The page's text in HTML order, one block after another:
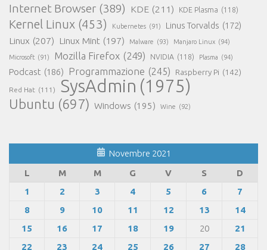
Internet Browser (389) KDE (211) KDE Plasma (118)
Kernel Linux (453) Kubernetes (91) Linus Torvalds (172)
Linux (207) Linux Mint (197) Malware (93) Manjaro Linux (94)
Microsoft (91) Mozilla Firefox (249) NVIDIA (118) Plasma (94)
Podcast (186) Programmazione (245) Raspberry Pi (142)
Red Hat (111) SysAdmin (1975)
Ubuntu (697) Windows (195) Wine (92)
Novembre 2021
L
M M G V S
D
1
2 3 4 5 6
7
8
9 10 11 12 13
14
15
16 17 18 19 20
21
22
23 24 25 26 27 28